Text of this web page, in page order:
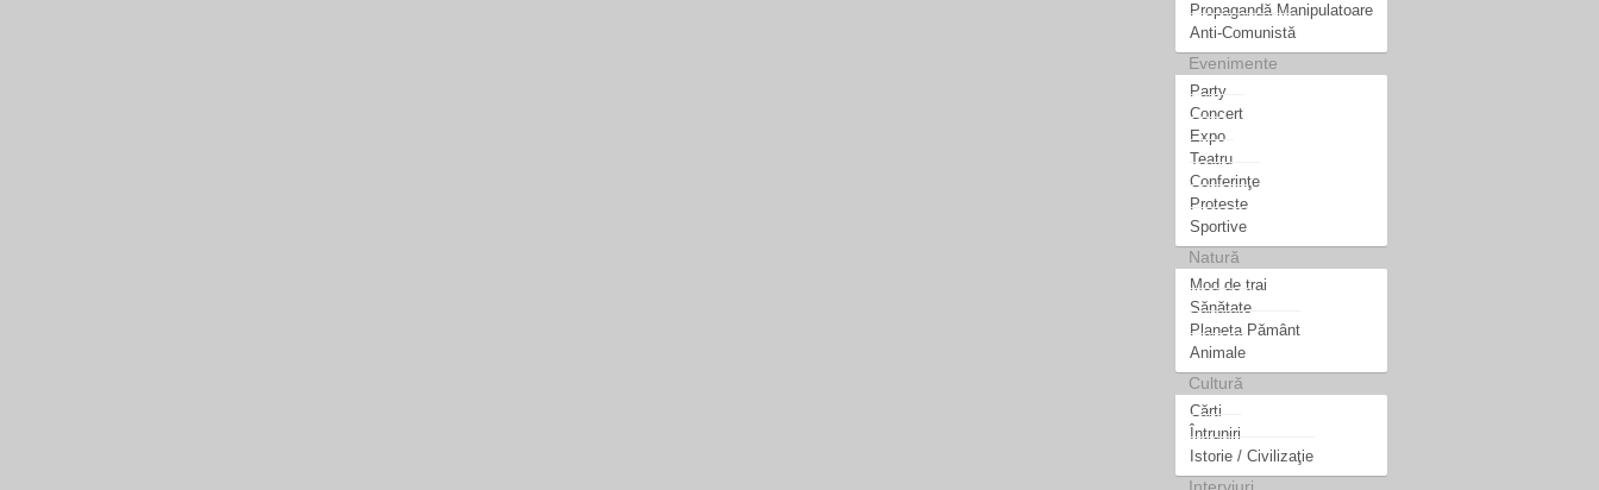
Propagandă Manipulatoare
Anti-Comunistă
Evenimente
Party
Concert
Expo
Teatru
Conferinţe
Proteste
Sportive
Natură
Mod de trai
Sănătate
Planeta Pământ
Animale
Cultură
Cărti
Întruniri
Istorie / Civilizaţie